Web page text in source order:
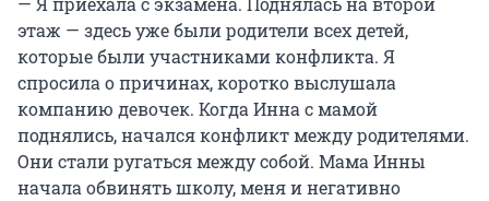
этаж — здесь уже были родители всех детей,
которые были участниками конфликта. Я
спросила о причинах, коротко выслушала
компанию девочек. Когда Инна с мамой
поднялись, начался конфликт между родителями.
Они стали ругаться между собой. Мама Инны
начала обвинять школу, меня и негативно